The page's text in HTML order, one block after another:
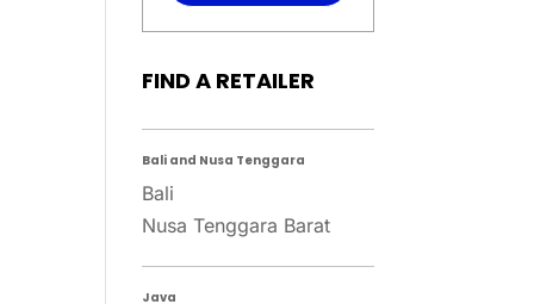
FIND A RETAILER
Bali and Nusa Tenggara
Bali
Nusa Tenggara Barat
Java